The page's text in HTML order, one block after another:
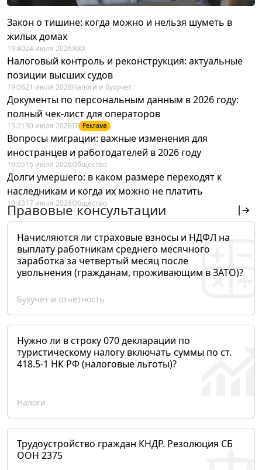
Закон о тишине: когда можно и нельзя шуметь в
жилых домах
19:4024 июля 2026ЖКХ
Налоговый контроль и реконструкция: актуальные
позиции высших судов
19:0621 июля 2026Налоги и бухучет
Документы по персональным данным в 2026 году:
полный чек-лист для операторов
15:21 30 июля 2026IT Реклама
Вопросы миграции: важные изменения для
иностранцев и работодателей в 2026 году
19:0515 июля 2026Общество
Долги умершего: в каком размере переходят к
наследникам и когда их можно не платить
19:4317 июля 2026Общество
Правовые консультации
Начисляются ли страховые взносы и НДФЛ на
выплату работникам среднего месячного
заработка за четвертый месяц после
увольнения (гражданам, проживающим в ЗАТО)?
Бухучет и отчетность
Нужно ли в строку 070 декларации по
туристическому налогу включать суммы по ст.
418.5-1 НК РФ (налоговые льготы)?
Налоги
Трудоустройство граждан КНДР. Резолюция СБ
ООН 2375